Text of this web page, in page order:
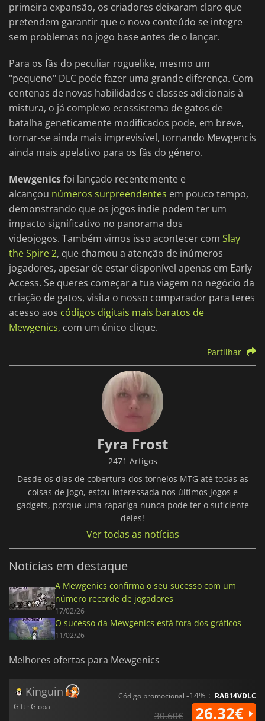
primeira expansão, os criadores deixaram claro que
pretendem garantir que o novo conteúdo se integre
sem problemas no jogo base antes de o lançar.
Para os fãs do peculiar roguelike, mesmo um
"pequeno" DLC pode fazer uma grande diferença. Com
centenas de novas habilidades e classes adicionais à
mistura, o já complexo ecossistema de gatos de
batalha geneticamente modificados pode, em breve,
tornar-se ainda mais imprevisível, tornando Mewgencis
ainda mais apelativo para os fãs do género.
Mewgenicsfoi lançado recentemente e
alcançou números surpreendentes em pouco tempo,
demonstrando que os jogos indie podem ter um
impacto significativo no panorama dos
videojogos. Também vimos isso acontecer com Slay
the Spire 2, que chamou a atenção de inúmeros
jogadores, apesar de estar disponível apenas em Early
Access. Se queres começar a tua viagem no negócio da
criação de gatos, visita o nosso comparador para teres
acesso aos códigos digitais mais baratos de
Mewgenics, com um único clique.
Partilhar
Fyra Frost
2471 Artigos
Desde os dias de cobertura dos torneios MTG até todas as
coisas de jogo, estou interessada nos últimos jogos e
gadgets, porque uma rapariga nunca pode ter o suficiente
deles!
Ver todas as notícias
Notícias em destaque
A Mewgenics confirma o seu sucesso com um
número recorde de jogadores
17/02/26
O sucesso da Mewgenics está fora dos gráficos
11/02/26
Melhores ofertas para Mewgenics
Kinguin
Gift · Global
Código promocional -14% : RAB14VDLC
30.60€ 26.32€